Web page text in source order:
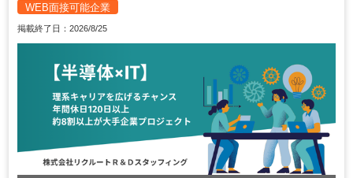
WEB面接可能企業
掲載終了日：2026/8/25